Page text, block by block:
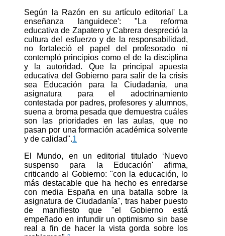
Según la Razón en su artículo editorial' La
enseñanza languidece': "La reforma
educativa de Zapatero y Cabrera despreció la
cultura del esfuerzo y de la responsabilidad,
no fortaleció el papel del profesorado ni
contempló principios como el de la disciplina
y la autoridad. Que la principal apuesta
educativa del Gobierno para salir de la crisis
sea Educación para la Ciudadanía, una
asignatura para el adoctrinamiento
contestada por padres, profesores y alumnos,
suena a broma pesada que demuestra cuáles
son las prioridades en las aulas, que no
pasan por una formación académica solvente
y de calidad".1
El Mundo, en un editorial titulado ‘Nuevo
suspenso para la Educación' afirma,
criticando al Gobierno: "con la educación, lo
más destacable que ha hecho es enredarse
con media España en una batalla sobre la
asignatura de Ciudadanía", tras haber puesto
de manifiesto que "el Gobierno está
empeñado en infundir un optimismo sin base
real a fin de hacer la vista gorda sobre los